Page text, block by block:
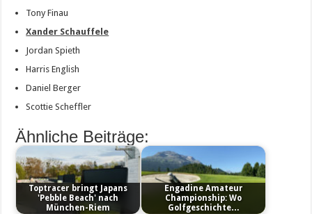
Tony Finau
Xander Schauffele
Jordan Spieth
Harris English
Daniel Berger
Scottie Scheffler
Ähnliche Beiträge:
Toptracer bringt Japans
'Pebble Beach' nach
München-Riem
Engadine Amateur
Championship: Wo
Golfgeschichte…